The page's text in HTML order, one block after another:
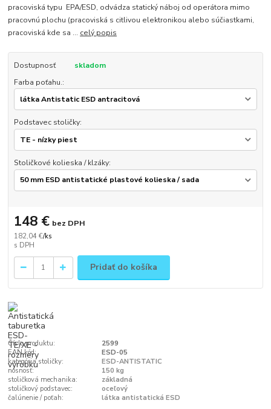
pracoviská typu EPA/ESD, odvádza statický náboj od operátora mimo
pracovnú plochu (pracoviská s citlivou elektronikou alebo súčiastkami,
pracoviská kde sa ... celý popis
Dostupnosť
skladom
Farba poťahu.:
Podstavec stoličky:
Stoličkové kolieska / klzáky:
182,04 €/ks
148 € bez DPH
Pridať do košíka
Číslo produktu:
2599
EAN kód:
ESD-05
kategória stoličky:
ESD-ANTISTATIC
nosnosť:
150 kg
stoličková mechanika:
základná
stoličkový podstavec:
oceľový
čalúnenie / poťah:
látka antistatická ESD